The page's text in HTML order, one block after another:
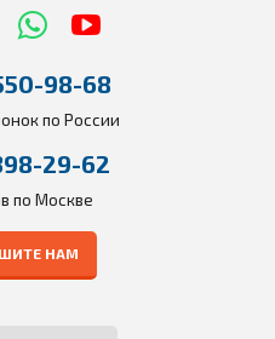
98-68
по России
29-62
по Москве
НАМ